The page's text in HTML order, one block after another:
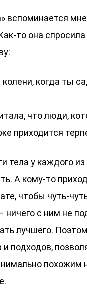
вспоминается
то она
когда ты
что люди,
приходится
тела у каждого
А кому-то
чтобы чуть-
ничего с ним не
лучшего.
подходов,
похожим